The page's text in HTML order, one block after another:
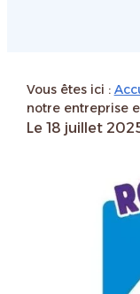
Vous êtes ici :
notre entreprise
Le 18 juillet